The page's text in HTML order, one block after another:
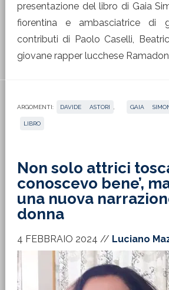
presentazione del libro di Gaia
fiorentina e ambasciatrice di
contributi di Paolo Caselli,
giovane rapper lucchese Ramadon
ARGOMENTI: DAVIDE ASTORI GAIA
LIBRO
Non solo attrici
conoscevo bene’,
una nuova
donna
4 FEBBRAIO 2024 // Luciano